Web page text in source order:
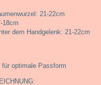
21-22cm
18cm
dem Handgelenk: 21-22cm
für optimale Passform